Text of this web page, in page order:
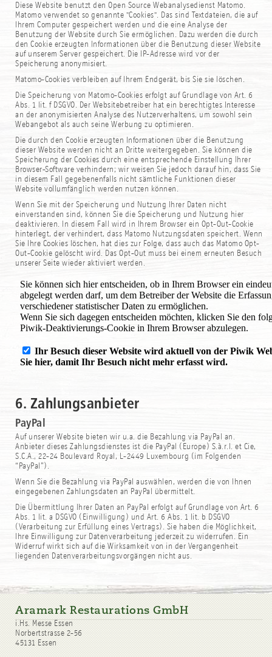
Diese Website benutzt den Open Source Webanalysedienst Matomo.
Matomo verwendet so genannte "Cookies". Das sind Textdateien, die auf
Ihrem Computer gespeichert werden und die eine Analyse der
Benutzung der Website durch Sie ermöglichen. Dazu werden die durch
den Cookie erzeugten Informationen über die Benutzung dieser Website
auf unserem Server gespeichert. Die IP-Adresse wird vor der
Speicherung anonymisiert.
Matomo-Cookies verbleiben auf Ihrem Endgerät, bis Sie sie löschen.
Die Speicherung von Matomo-Cookies erfolgt auf Grundlage von Art. 6
Abs. 1 lit. f DSGVO. Der Websitebetreiber hat ein berechtigtes Interesse
an der anonymisierten Analyse des Nutzerverhaltens, um sowohl sein
Webangebot als auch seine Werbung zu optimieren.
Die durch den Cookie erzeugten Informationen über die Benutzung
dieser Website werden nicht an Dritte weitergegeben. Sie können die
Speicherung der Cookies durch eine entsprechende Einstellung Ihrer
Browser-Software verhindern; wir weisen Sie jedoch darauf hin, dass Sie
in diesem Fall gegebenenfalls nicht sämtliche Funktionen dieser
Website vollumfänglich werden nutzen können.
Wenn Sie mit der Speicherung und Nutzung Ihrer Daten nicht
einverstanden sind, können Sie die Speicherung und Nutzung hier
deaktivieren. In diesem Fall wird in Ihrem Browser ein Opt-Out-Cookie
hinterlegt, der verhindert, dass Matomo Nutzungsdaten speichert. Wenn
Sie Ihre Cookies löschen, hat dies zur Folge, dass auch das Matomo Opt-
Out-Cookie gelöscht wird. Das Opt-Out muss bei einem erneuten Besuch
unserer Seite wieder aktiviert werden.
6. Zahlungsanbieter
PayPal
Auf unserer Website bieten wir u.a. die Bezahlung via PayPal an.
Anbieter dieses Zahlungsdienstes ist die PayPal (Europe) S.à.r.l. et Cie,
S.C.A., 22-24 Boulevard Royal, L-2449 Luxembourg (im Folgenden
“PayPal”).
Wenn Sie die Bezahlung via PayPal auswählen, werden die von Ihnen
eingegebenen Zahlungsdaten an PayPal übermittelt.
Die Übermittlung Ihrer Daten an PayPal erfolgt auf Grundlage von Art. 6
Abs. 1 lit. a DSGVO (Einwilligung) und Art. 6 Abs. 1 lit. b DSGVO
(Verarbeitung zur Erfüllung eines Vertrags). Sie haben die Möglichkeit,
Ihre Einwilligung zur Datenverarbeitung jederzeit zu widerrufen. Ein
Widerruf wirkt sich auf die Wirksamkeit von in der Vergangenheit
liegenden Datenverarbeitungsvorgängen nicht aus.
Aramark Restaurations GmbH
i.Hs. Messe Essen
Norbertstrasse 2-56
45131 Essen